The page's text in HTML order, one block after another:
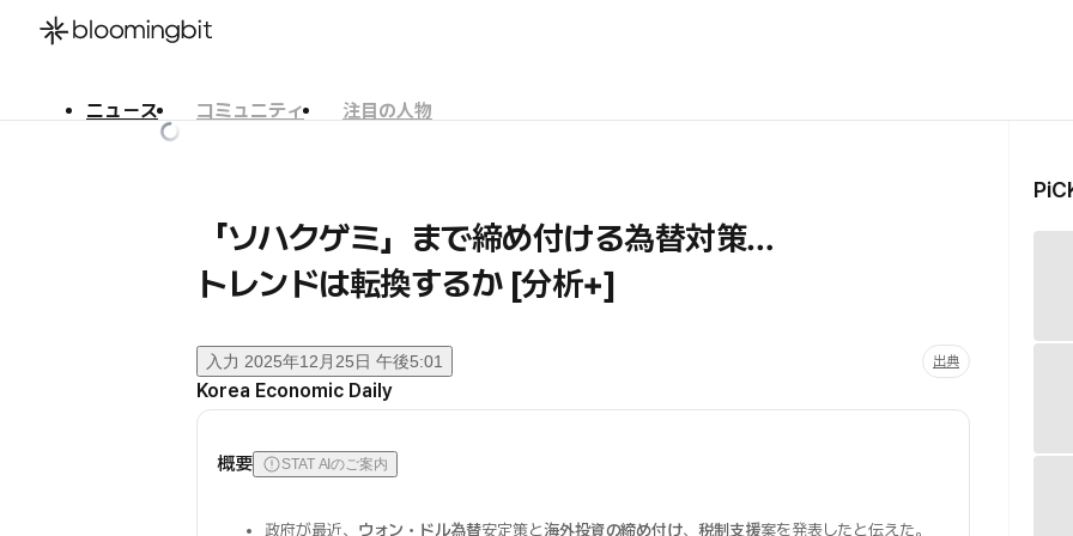
ニュース コミュニティ
注目の人物
「ソハクゲミ」まで締め付ける為替対策…
トレンドは転換するか [分析+]
入力 2025年12月25日 午後5:01 出典
Korea Economic Daily
概要 STAT AIのご案内
政府が最近、 ウォン・ドル為替安定策と海外投資の締め付け、税制支援案を発表したと伝えた。